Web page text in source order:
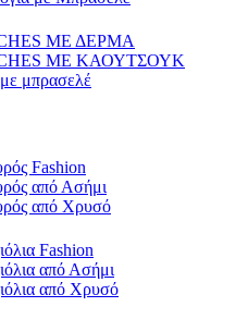
ΜΕ ΔΕΡΜΑ
ΜΕ ΚΑΟΥΤΣΟΥΚ
μπρασελέ
Fashion
από Ασήμι
από Χρυσό
Fashion
από Ασήμι
από Χρυσό